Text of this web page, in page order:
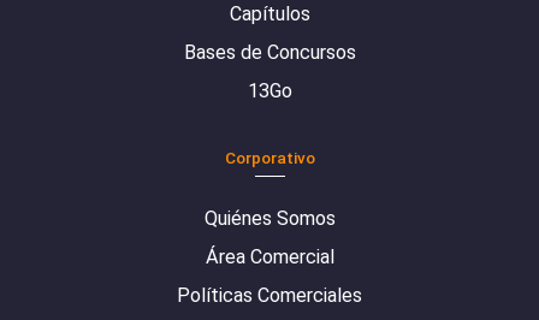
Capítulos
Bases de Concursos
13Go
Corporativo
Quiénes Somos
Área Comercial
Políticas Comerciales